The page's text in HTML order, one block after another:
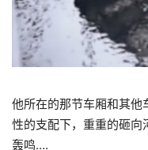
他所在的那节车厢和其他
性的支配下，重重的砸向
轰鸣….